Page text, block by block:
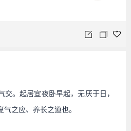
交。起居宜夜卧早起，无厌于日，
之应、养长之道也。